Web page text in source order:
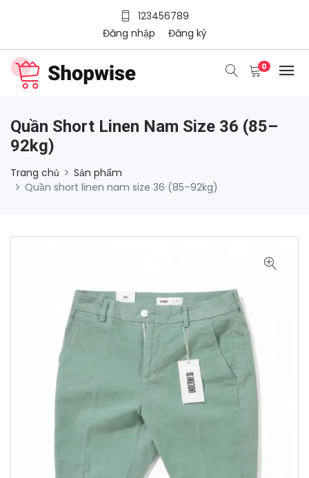
123456789
Đăng nhập
Đăng ký
0
Quần Short Linen Nam Size 36 (85–
92kg)
Trang chủ
Sản phẩm
Quần short linen nam size 36 (85–92kg)